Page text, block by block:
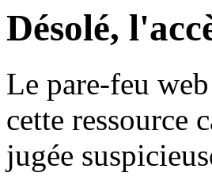
Désolé,
Le pare-feu
cette ressource
jugée